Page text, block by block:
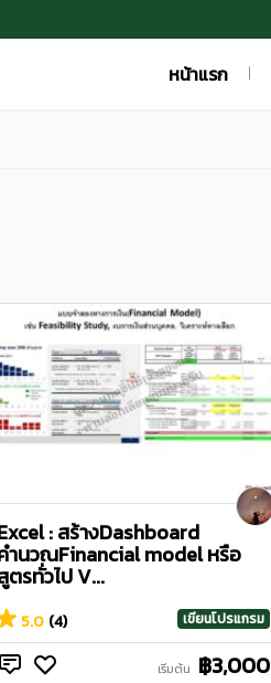
หน้าแรก
: สร้างDashboard
ำนวณFinancial model หรือ
ตรทั่วไป V...
5.0 (4) เขียนโปรแกรม
เริ่มต้น ฿3,000